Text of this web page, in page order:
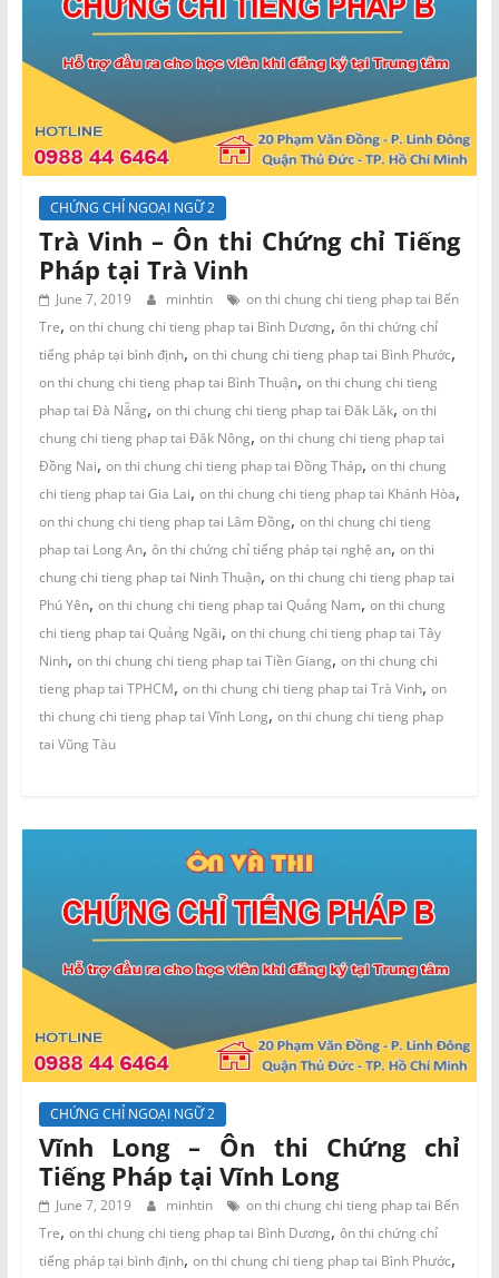
CHỨNG CHỈ NGOẠI NGỮ 2
Trà Vinh – Ôn thi Chứng chỉ Tiếng
Pháp tại Trà Vinh
June 7, 2019 minhtin
on thi chung chi tieng phap tai Bến
Tre, on thi chung chi tieng phap tai Bình Dương, ôn thi chứng chỉ
tiếng pháp tại bình định, on thi chung chi tieng phap tai Bình Phước,
on thi chung chi tieng phap tai Bình Thuận, on thi chung chi tieng
phap tai Đà Nẵng, on thi chung chi tieng phap tai Đăk Lăk, on thi
chung chi tieng phap tai Đăk Nông, on thi chung chi tieng phap tai
Đồng Nai, on thi chung chi tieng phap tai Đồng Tháp, on thi chung
chi tieng phap tai Gia Lai, on thi chung chi tieng phap tai Khánh Hòa,
on thi chung chi tieng phap tai Lâm Đồng, on thi chung chi tieng
phap tai Long An, ôn thi chứng chỉ tiếng pháp tại nghệ an, on thi
chung chi tieng phap tai Ninh Thuận, on thi chung chi tieng phap tai
Phú Yên, on thi chung chi tieng phap tai Quảng Nam, on thi chung
chi tieng phap tai Quảng Ngãi, on thi chung chi tieng phap tai Tây
Ninh, on thi chung chi tieng phap tai Tiền Giang, on thi chung chi
tieng phap tai TPHCM, on thi chung chi tieng phap tai Trà Vinh, on
thi chung chi tieng phap tai Vĩnh Long, on thi chung chi tieng phap
tai Vũng Tàu
CHỨNG CHỈ NGOẠI NGỮ 2
Vĩnh Long – Ôn thi Chứng chỉ
Tiếng Pháp tại Vĩnh Long
June 7, 2019 minhtin
on thi chung chi tieng phap tai Bến
Tre, on thi chung chi tieng phap tai Bình Dương, ôn thi chứng chỉ
tiếng pháp tại bình định, on thi chung chi tieng phap tai Bình Phước,